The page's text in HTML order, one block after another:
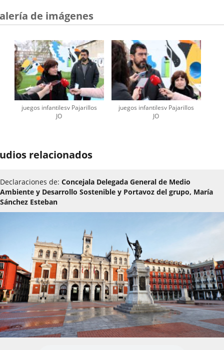
de imágenes
juegos infantilesv Pajarillos
JO
juegos infantilesv Pajarillos
JO
relacionados
Declaraciones de: Concejala Delegada General de Medio
Ambiente y Desarrollo Sostenible y Portavoz del grupo, María
Sánchez Esteban